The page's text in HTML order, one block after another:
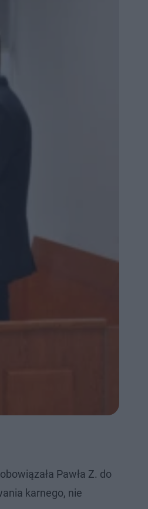
Pawła Z. do
karnego, nie